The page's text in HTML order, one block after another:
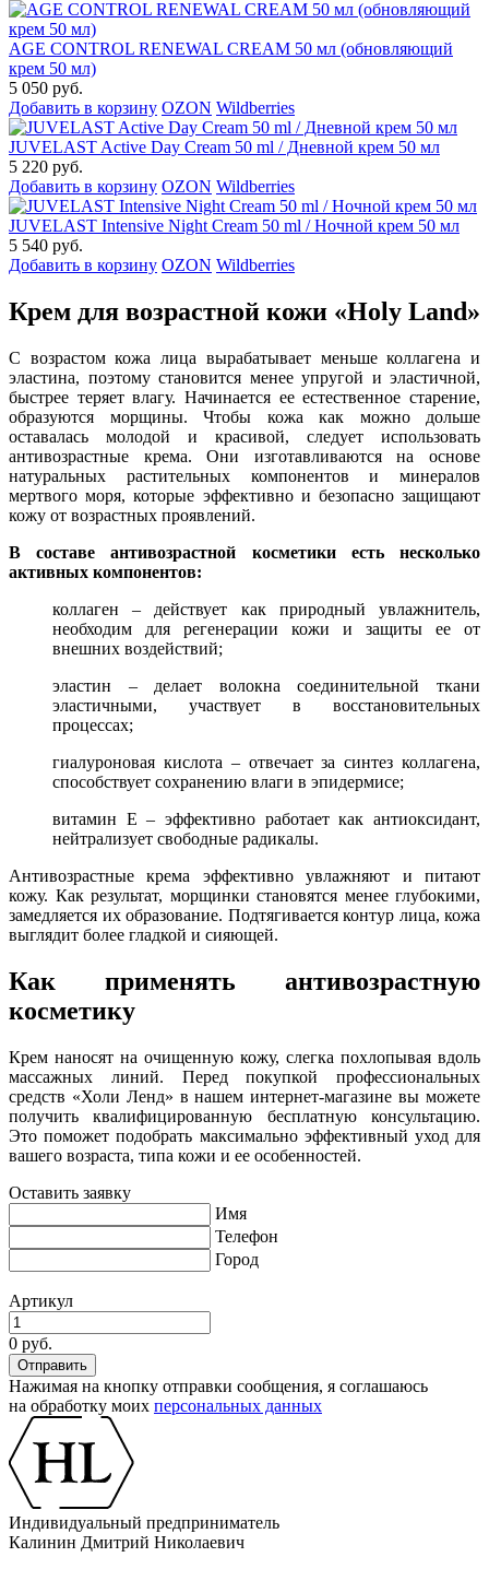
AGE CONTROL RENEWAL CREAM 50 мл (обновляющий
крем 50 мл)
5 050 руб.
Добавить в корзину OZON Wildberries
JUVELAST Active Day Cream 50 ml / Дневной крем 50 мл
5 220 руб.
Добавить в корзину OZON Wildberries
JUVELAST Intensive Night Cream 50 ml / Ночной крем 50 мл
5 540 руб.
Добавить в корзину OZON Wildberries
Крем для возрастной кожи «Holy Land»
С возрастом кожа лица вырабатывает меньше коллагена и
эластина, поэтому становится менее упругой и эластичной,
быстрее теряет влагу. Начинается ее естественное старение,
образуются морщины. Чтобы кожа как можно дольше
оставалась молодой и красивой, следует использовать
антивозрастные крема. Они изготавливаются на основе
натуральных растительных компонентов и минералов
мертвого моря, которые эффективно и безопасно защищают
кожу от возрастных проявлений.
В составе антивозрастной косметики есть несколько
активных компонентов:
коллаген – действует как природный увлажнитель,
необходим для регенерации кожи и защиты ее от
внешних воздействий;
эластин – делает волокна соединительной ткани
эластичными, участвует в восстановительных
процессах;
гиалуроновая кислота – отвечает за синтез коллагена,
способствует сохранению влаги в эпидермисе;
витамин E – эффективно работает как антиоксидант,
нейтрализует свободные радикалы.
Антивозрастные крема эффективно увлажняют и питают
кожу. Как результат, морщинки становятся менее глубокими,
замедляется их образование. Подтягивается контур лица, кожа
выглядит более гладкой и сияющей.
Как применять антивозрастную
косметику
Крем наносят на очищенную кожу, слегка похлопывая вдоль
массажных линий. Перед покупкой профессиональных
средств «Холи Ленд» в нашем интернет-магазине вы можете
получить квалифицированную бесплатную консультацию.
Это поможет подобрать максимально эффективный уход для
вашего возраста, типа кожи и ее особенностей.
Оставить заявку
Имя
Телефон
Город
Артикул
0 руб.
Нажимая на кнопку отправки сообщения, я соглашаюсь
на обработку моих персональных данных
Индивидуальный предприниматель
Калинин Дмитрий Николаевич